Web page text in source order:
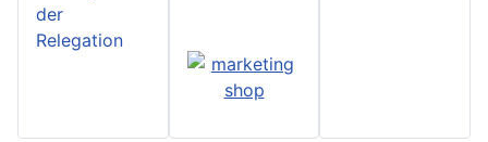
der
Relegation